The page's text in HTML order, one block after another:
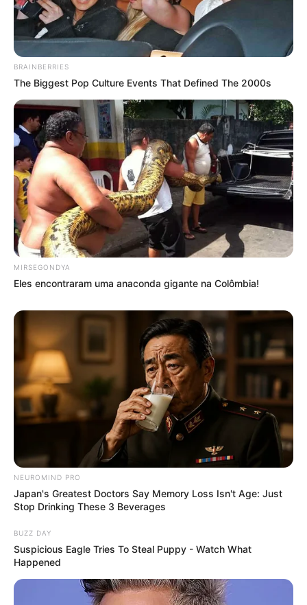
BRAINBERRIES
The Biggest Pop Culture Events That Defined The 2000s
MIRSEGONDYA
Eles encontraram uma anaconda gigante na Colômbia!
NEUROMIND PRO
Japan's Greatest Doctors Say Memory Loss Isn't Age: Just
Stop Drinking These 3 Beverages
BUZZ DAY
Suspicious Eagle Tries To Steal Puppy - Watch What
Happened